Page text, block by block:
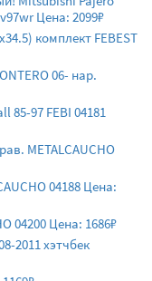
Цена: 2099₽
комплект FEBEST
06- нар.
85-97 FEBI 04181
METALCAUCHO
04188 Цена:
04200 Цена: 1686₽
2011 хэтчбек